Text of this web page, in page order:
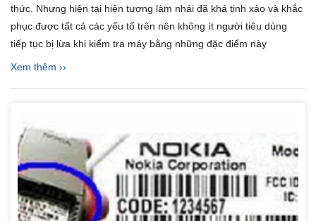
thức. Nhưng hiện tại hiện tượng làm nhái đã khá tinh xảo và khắc
phục được tất cả các yếu tố trên nên không ít người tiêu dùng
tiếp tục bị lừa khi kiểm tra máy bằng những đặc điểm này
Xem thêm ››